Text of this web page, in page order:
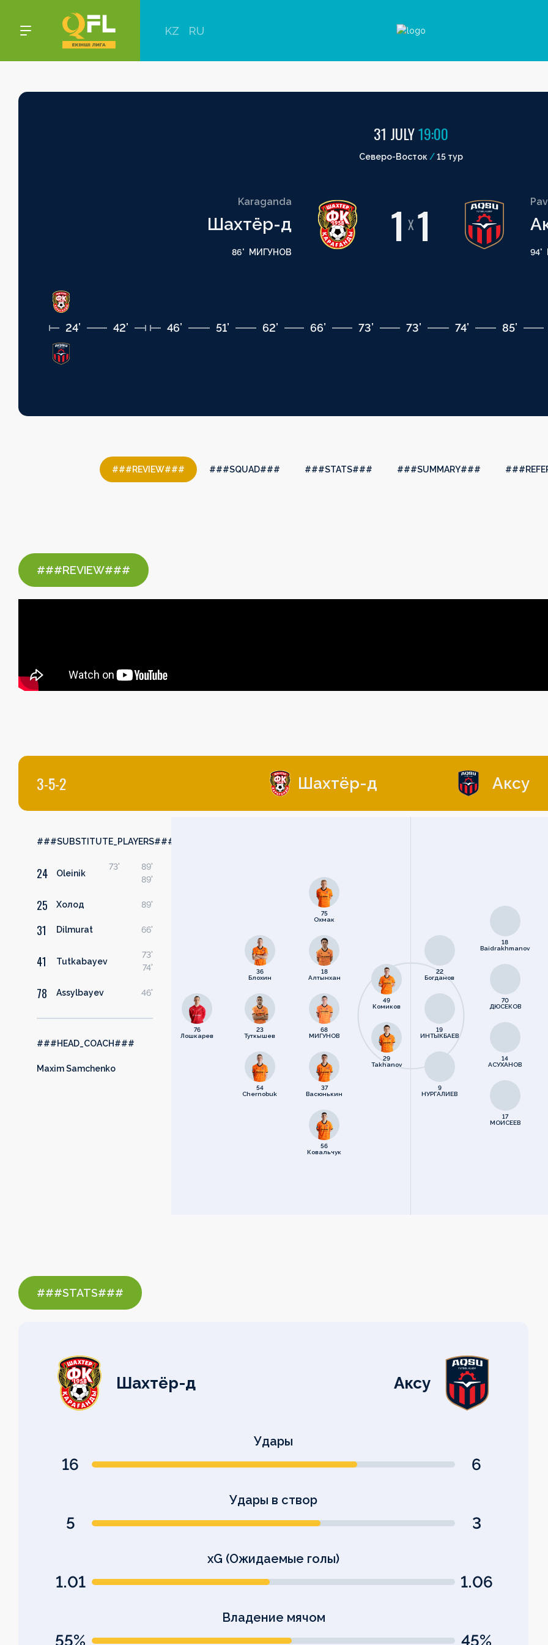
KZ RU
31 JULY19:00
Северо-Восток /15 тур
Karaganda
Шахтёр-д
86' МИГУНОВ
1 X 1
94'
24’ 42’ 46’ 51’ 62’ 66’ 73’ 73’ 74’ 85’
###REVIEW### ###SQUAD### ###STATS### ###SUMMARY###
###REVIEW###
3-5-2 Шахтёр-д Аксу
76
Лошкарев
36
Блохин
23
Туткышев
54
Chernobuk
75
Охмак
18
Алтынхан
68
МИГУНОВ
37
Васюнькин
56
Ковальчук
49
Комиков
29
Takhanov
###SUBSTITUTE_PLAYERS###
24 Oleinik
73'
89'
89'
25 Холод 89'
31 Dilmurat 66'
41 Tutkabayev
73'
74'
78 Assylbayev 46'
###HEAD_COACH###
Maxim Samchenko
22
Богданов
19
ИНТЫКБАЕВ
9
НУРГАЛИЕВ
18
Baidrakhmanov
70
ДЮСЕКОВ
14
АСУХАНОВ
17
МОИСЕЕВ
###STATS###
Шахтёр-д Аксу
Удары
16 6
Удары в створ
5 3
xG (Ожидаемые голы)
1.01 1.06
Владение мячом
55% 45%